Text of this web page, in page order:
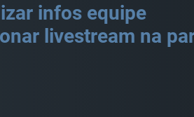
infos equipe
livestream na